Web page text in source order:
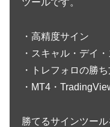
ツールです。
・高精度サイン
・スキャル・デイ
・トレフォロの勝
・MT4・
勝てるサインツー